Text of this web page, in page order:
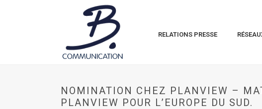
RELATIONS PRESSE
NOMINATION CHEZ PLANVIEW –
PLANVIEW POUR L’EUROPE DU SUD.